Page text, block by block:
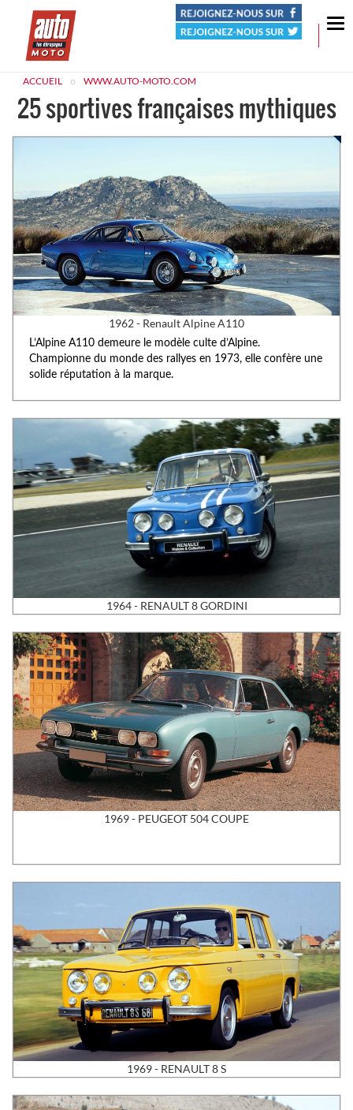
ACCUEIL WWW.AUTO-MOTO.COM
25 sportives françaises mythiques
1962 - Renault Alpine A110
L’Alpine A110 demeure le modèle culte d’Alpine.
Championne du monde des rallyes en 1973, elle confère une
solide réputation à la marque.
1964 - RENAULT 8 GORDINI
1969 - PEUGEOT 504 COUPE
1969 - RENAULT 8 S